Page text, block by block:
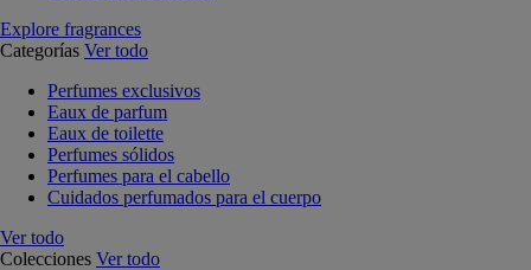
Explore fragrances
Categorías Ver todo
Perfumes exclusivos
Eaux de parfum
Eaux de toilette
Perfumes sólidos
Perfumes para el cabello
Cuidados perfumados para el cuerpo
Ver todo
Colecciones Ver todo